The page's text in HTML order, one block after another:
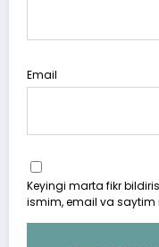
Email
Keyingi marta fikr
ismim, email va